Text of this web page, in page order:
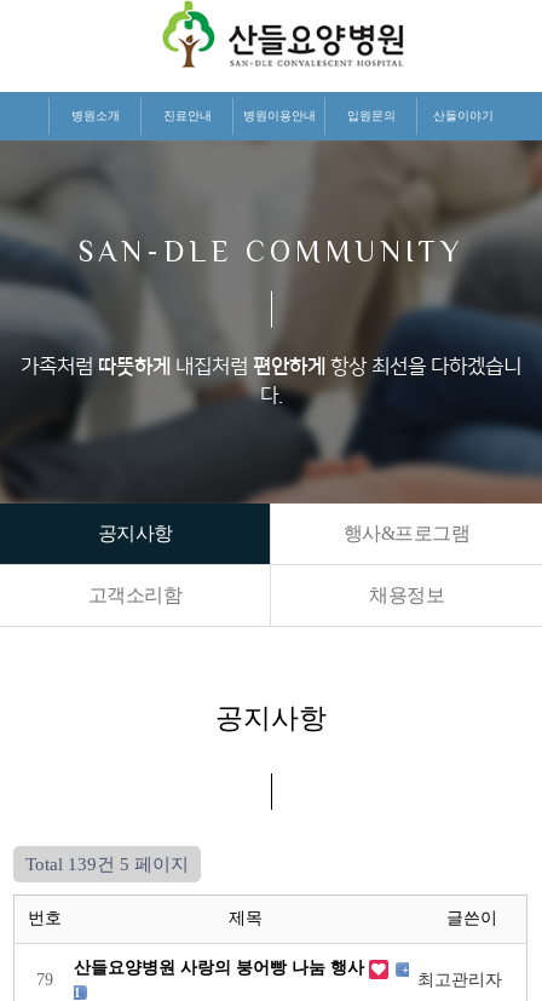
병원소개 진료안내 병원이용안내 입원문의 산들이야기
SAN-DLE COMMUNITY
가족처럼 따뜻하게 내집처럼 편안하게 항상 최선을 다하겠습니
다.
공지사항 행사&프로그램
고객소리함 채용정보
공지사항
Total 139건 5 페이지
번호 제목 글쓴이
79
산들요양병원 사랑의 붕어빵 나눔 행사
+
1
최고관리자